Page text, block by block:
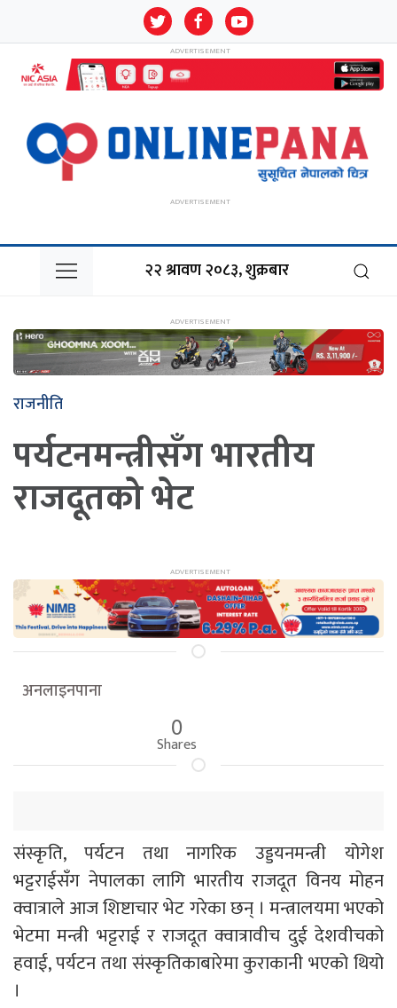
२२ श्रावण २०८३, शुक्रबार
राजनीति
पर्यटनमन्त्रीसँग भारतीय
राजदूतको भेट
अनलाइनपाना
0
Shares
संस्कृति, पर्यटन तथा नागरिक उड्डयनमन्त्री योगेश
भट्टराईसँग नेपालका लागि भारतीय राजदूत विनय मोहन
क्वात्राले आज शिष्टाचार भेट गरेका छन् । मन्त्रालयमा भएको
भेटमा मन्त्री भट्टराई र राजदूत क्वात्रावीच दुई देशवीचको
हवाई, पर्यटन तथा संस्कृतिकाबारेमा कुराकानी भएको थियो
।